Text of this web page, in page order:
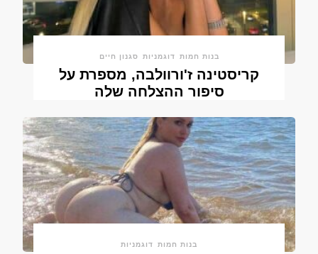
בנות חמות דוגמניות סגנון חיים
קריסטינה ז'ורוולבה, מספרת על
סיפור ההצלחה שלה
בנות חמות דוגמניות